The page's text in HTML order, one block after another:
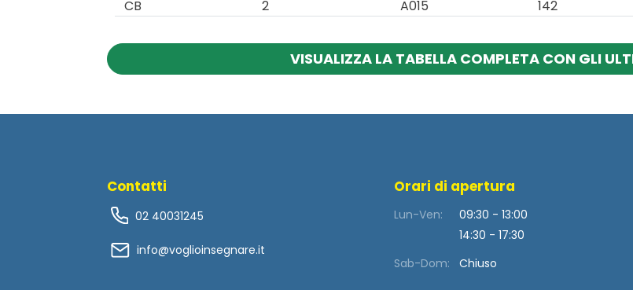
CB
2 A015 142
VISUALIZZA LA TABELLA COMPLETA CON GLI
Contatti
02 40031245
info@voglioinsegnare.it
Orari di apertura
Lun-Ven:
09:30 - 13:00
14:30 - 17:30
Sab-Dom:
Chiuso